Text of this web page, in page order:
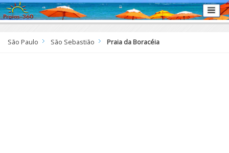
São Paulo São Sebastião Praia da Boracéia